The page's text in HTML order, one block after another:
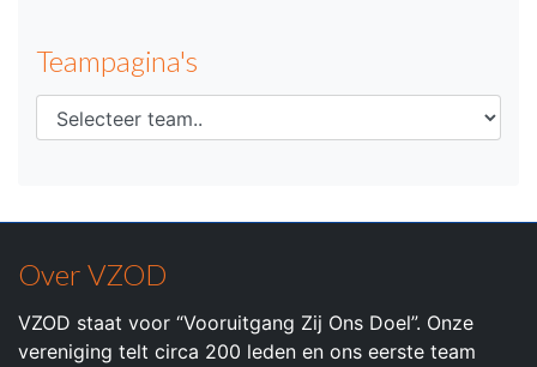
Teampagina's
Over VZOD
VZOD staat voor “Vooruitgang Zij Ons Doel”. Onze
vereniging telt circa 200 leden en ons eerste team